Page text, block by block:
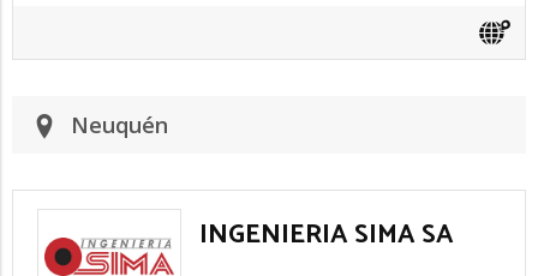
Neuquén
INGENIERIA SIMA SA